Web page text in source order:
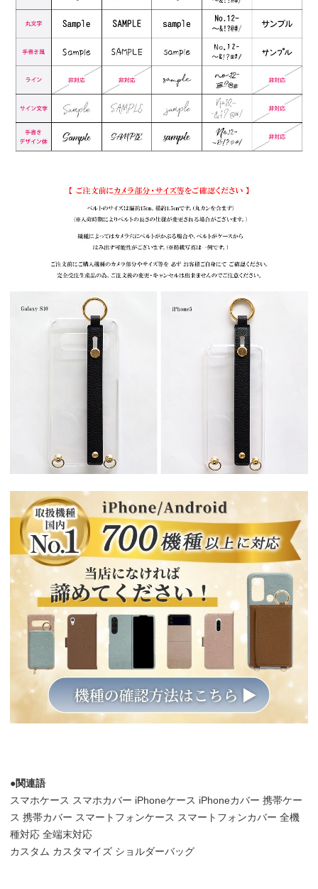
●関連語
スマホケース スマホカバー iPhoneケース iPhoneカバー 携帯ケー
ス 携帯カバー スマートフォンケース スマートフォンカバー 全機
種対応 全端末対応
カスタム カスタマイズ ショルダーバッグ